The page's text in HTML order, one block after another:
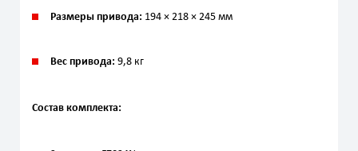
Размеры привода: 194 × 218 × 245 мм
Вес привода: 9,8 кг
Состав комплекта: